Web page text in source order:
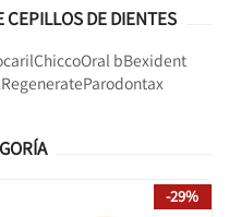
CEPILLOS DE DIENTES
ChiccoOral bBexident
RegenerateParodontax
-29%